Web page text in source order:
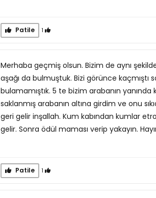
Patile 1
Merhaba geçmiş olsun. Bizim de aynı
aşağı da bulmuştuk. Bizi görünce kaçmıştı
bulamamıştık. 5 te bizim arabanın
saklanmış arabanın altına girdim ve onu
geri gelir inşallah. Kum kabından kumlar
gelir. Sonra ödül maması verip yakayın.
Patile 1